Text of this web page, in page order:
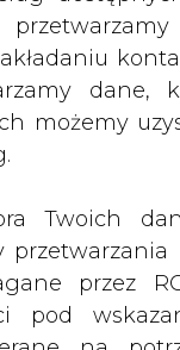
dane,
możemy
przez
pod
na
w
nie zyskał